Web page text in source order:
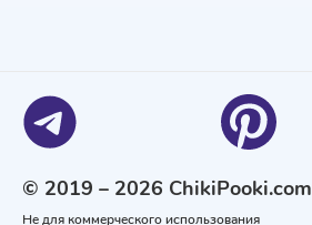
© 2019 – 2026 ChikiPooki.com
Не для коммерческого использования